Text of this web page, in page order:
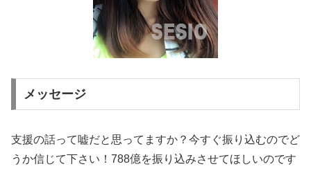
メッセージ
支援の話って嘘だと思ってますか？今すぐ振り込むのでど
うか信じて下さい！788億を振り込みさせてほしいのです